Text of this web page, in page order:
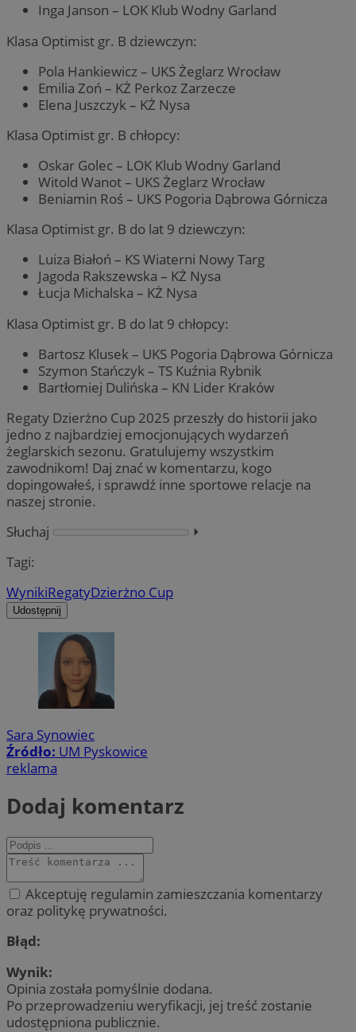
Inga Janson – LOK Klub Wodny Garland
Klasa Optimist gr. B dziewczyn:
Pola Hankiewicz – UKS Żeglarz Wrocław
Emilia Zoń – KŻ Perkoz Zarzecze
Elena Juszczyk – KŻ Nysa
Klasa Optimist gr. B chłopcy:
Oskar Golec – LOK Klub Wodny Garland
Witold Wanot – UKS Żeglarz Wrocław
Beniamin Roś – UKS Pogoria Dąbrowa Górnicza
Klasa Optimist gr. B do lat 9 dziewczyn:
Luiza Białoń – KS Wiaterni Nowy Targ
Jagoda Rakszewska – KŻ Nysa
Łucja Michalska – KŻ Nysa
Klasa Optimist gr. B do lat 9 chłopcy:
Bartosz Klusek – UKS Pogoria Dąbrowa Górnicza
Szymon Stańczyk – TS Kuźnia Rybnik
Bartłomiej Dulińska – KN Lider Kraków
Regaty Dzierżno Cup 2025 przeszły do historii jako
jedno z najbardziej emocjonujących wydarzeń
żeglarskich sezonu. Gratulujemy wszystkim
zawodnikom! Daj znać w komentarzu, kogo
dopingowałeś, i sprawdź inne sportowe relacje na
naszej stronie.
Słuchaj
⏵︎
Tagi:
WynikiRegatyDzierżno Cup
Udostępnij
Sara Synowiec
Źródło: UM Pyskowice
reklama
Dodaj komentarz
Akceptuję regulamin zamieszczania komentarzy
oraz politykę prywatności.
Błąd:
Wynik:
Opinia została pomyślnie dodana.
Po przeprowadzeniu weryfikacji, jej treść zostanie
udostępniona publicznie.